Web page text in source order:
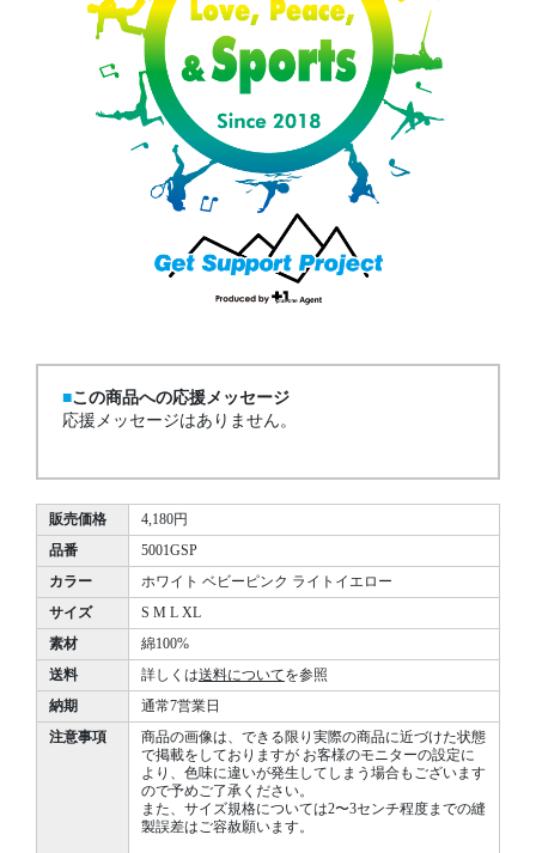
この商品への応援メッセージ
応援メッセージはありません。
販売価格
4,180円
品番
5001GSP
カラー
ホワイト ベビーピンク ライトイエロー
サイズ
S M L XL
素材
綿100%
送料
詳しくは送料についてを参照
納期
通常7営業日
注意事項
商品の画像は、できる限り実際の商品に近づけた状態
で掲載をしておりますが お客様のモニターの設定に
より、色味に違いが発生してしまう場合もございます
ので予めご了承ください。
また、サイズ規格については2〜3センチ程度までの縫
製誤差はご容赦願います。